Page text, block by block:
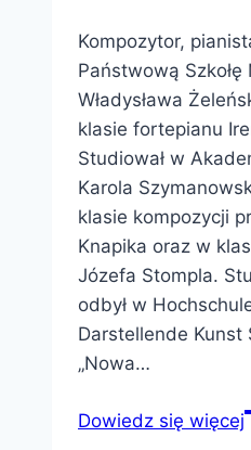
Kompozytor,
Państwową
Władysława
klasie fortepianu
Studiował w
Karola
klasie kompozycji
Knapika oraz w
Józefa Stompla.
odbył w
Darstellende
„Nowa…
Dowiedz się więcej